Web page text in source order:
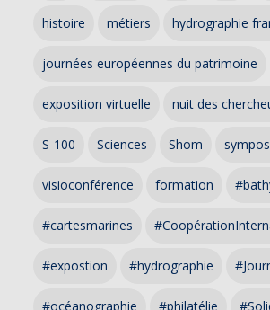
histoire métiers hydrographie
journées européennes du patrimoine
exposition virtuelle nuit des
S-100 Sciences Shom
visioconférence formation
#cartesmarines
#expostion #hydrographie
#océanographie #philatélie